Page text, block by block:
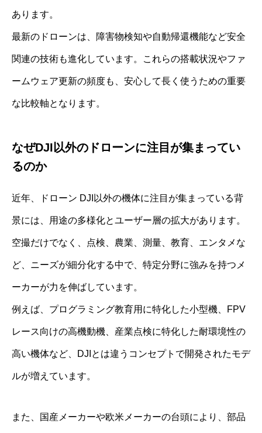
あります。
最新のドローンは、障害物検知や自動帰還機能など安全
関連の技術も進化しています。これらの搭載状況やファ
ームウェア更新の頻度も、安心して長く使うための重要
な比較軸となります。
なぜDJI以外のドローンに注目が集まってい
るのか
近年、ドローン DJI以外の機体に注目が集まっている背
景には、用途の多様化とユーザー層の拡大があります。
空撮だけでなく、点検、農業、測量、教育、エンタメな
ど、ニーズが細分化する中で、特定分野に強みを持つメ
ーカーが力を伸ばしています。
例えば、プログラミング教育用に特化した小型機、FPV
レース向けの高機動機、産業点検に特化した耐環境性の
高い機体など、DJIとは違うコンセプトで開発されたモデ
ルが増えています。
また、国産メーカーや欧米メーカーの台頭により、部品